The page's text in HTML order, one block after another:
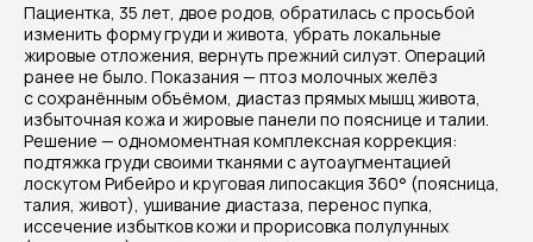
Пациентка, 35 лет, двое родов, обратилась с просьбой
изменить форму груди и живота, убрать локальные
жировые отложения, вернуть прежний силуэт. Операций
ранее не было. Показания — птоз молочных желёз
с сохранённым объёмом, диастаз прямых мышц живота,
избыточная кожа и жировые панели по пояснице и талии.
Решение — одномоментная комплексная коррекция:
подтяжка груди своими тканями с аутоаугментацией
лоскутом Рибейро и круговая липосакция 360° (поясница,
талия, живот), ушивание диастаза, перенос пупка,
иссечение избытков кожи и прорисовка полулунных